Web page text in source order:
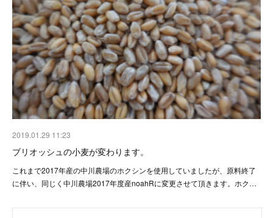
2019.01.29 11:23
ブリオッシュの小麦が変わります。
これまで2017年産の中川農場のホクシンを使用していましたが、原料終了
に伴い、同じく中川農場2017年度産noahRに変更させて頂きます。ホク…